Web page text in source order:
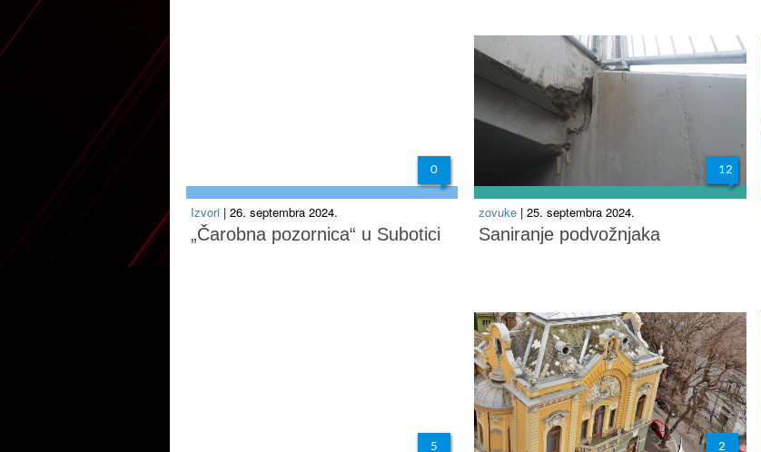
0
Izvori | 26. septembra 2024.
„Čarobna pozornica“ u Subotici
12
zovuke | 25. septembra 2024.
Saniranje podvožnjaka
5 2